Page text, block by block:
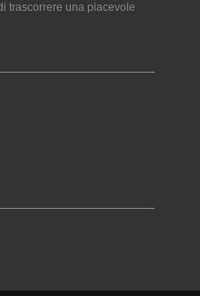
trascorrere una piacevole